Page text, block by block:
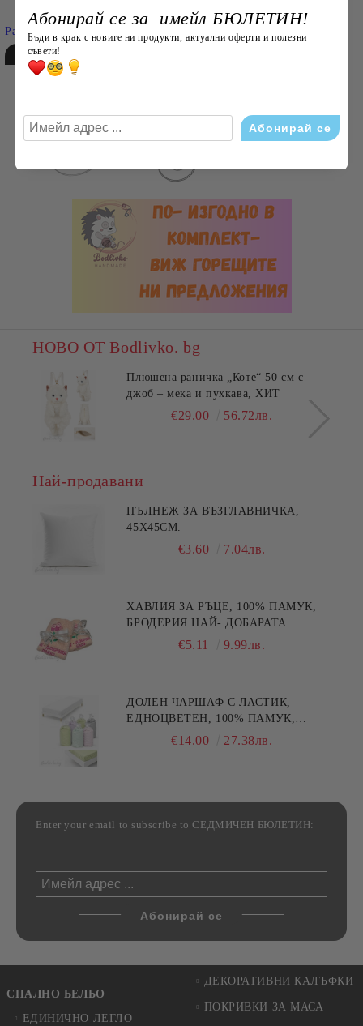
Разширено търсене
НОВО ОТ Bodlivko. bg
Плюшена раничка „Коте“ 50 см с
джоб – мека и пухкава, ХИТ
€29.00 56.72лв.
Най-продавани
ПЪЛНЕЖ ЗА ВЪЗГЛАВНИЧКА,
45X45СМ.
€3.60 7.04лв.
ХАВЛИЯ ЗА РЪЦЕ, 100% ПАМУК,
БРОДЕРИЯ НАЙ- ДОБАРАТА
МАЙКА/БАБА , РАЗМЕР:
€5.11 9.99лв.
ДОЛЕН ЧАРШАФ С ЛАСТИК,
ЕДНОЦВЕТЕН, 100% ПАМУК,
РАЗЛИЧНИ РАЗМЕРИ
€14.00 27.38лв.
Enter your email to subscribe to СЕДМИЧЕН БЮЛЕТИН:
СПАЛНО БЕЛЬО
ЕДИНИЧНО ЛЕГЛО
ДЕКОРАТИВНИ КАЛЪФКИ
ПОКРИВКИ ЗА МАСА
Абонирай се за имейл БЮЛЕТИН!
Бъди в крак с новите ни продукти, актуални оферти и полезни
съвети!